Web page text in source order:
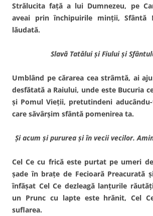
Strălucita faţă a lui Dumnezeu, pe
aveai prin închipuirile minţii, Sfântă
lăudată.
Slavă Tatălui şi Fiului şi
Umblând pe cărarea cea strâmtă, ai
desfătată a Raiului, unde este Bucuria
şi Pomul Vieţii, pretutindeni
care săvârşim sfântă pomenirea ta.
Şi acum şi pururea şi în vecii vecilor.
Cel Ce cu frică este purtat pe umeri
şade în braţe de Fecioară Preacurată
înfăşat Cel Ce dezleagă lanţurile
un Prunc cu lapte este hrănit, Cel
suflarea.